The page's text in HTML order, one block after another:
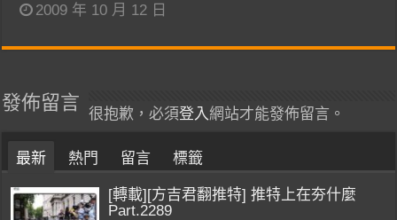
2009 年 10 月 12 日
發佈留言
很抱歉，必須登入網站才能發佈留言。
最新 熱門 留言 標籤
[轉載][方吉君翻推特] 推特上在夯什麼
Part.2289